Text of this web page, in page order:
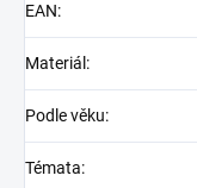
EAN:
Materiál :
Podle věku:
Témata: